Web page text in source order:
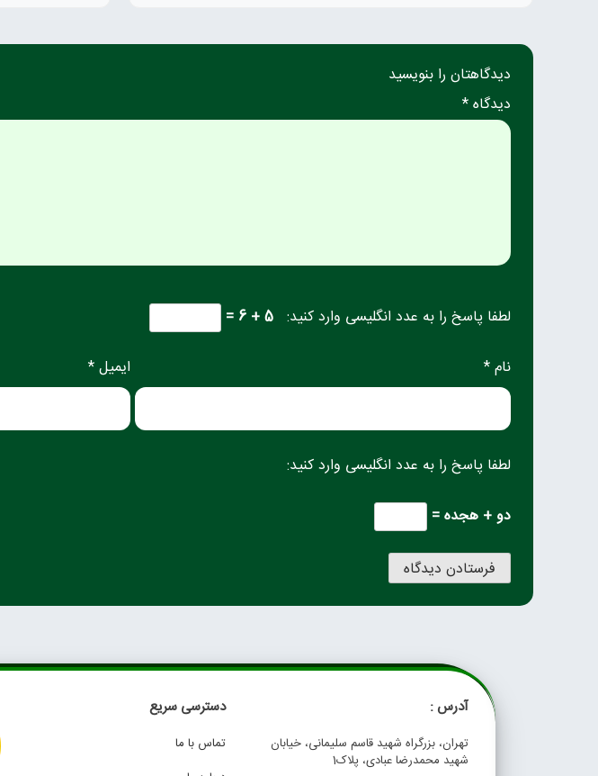
دیدگاهتان را بنویسید
دیدگاه *
لطفا پاسخ را به عدد انگلیسی وارد کنید: 5 + 6 =
نام * ایمیل *
لطفا پاسخ را به عدد انگلیسی وارد کنید:
دو + هجده =
آدرس :
تهران، بزرگراه شهید قاسم سلیمانی، خیابان
شهید محمدرضا عبادی، پلاک1
دسترسی سریع
تماس با ما